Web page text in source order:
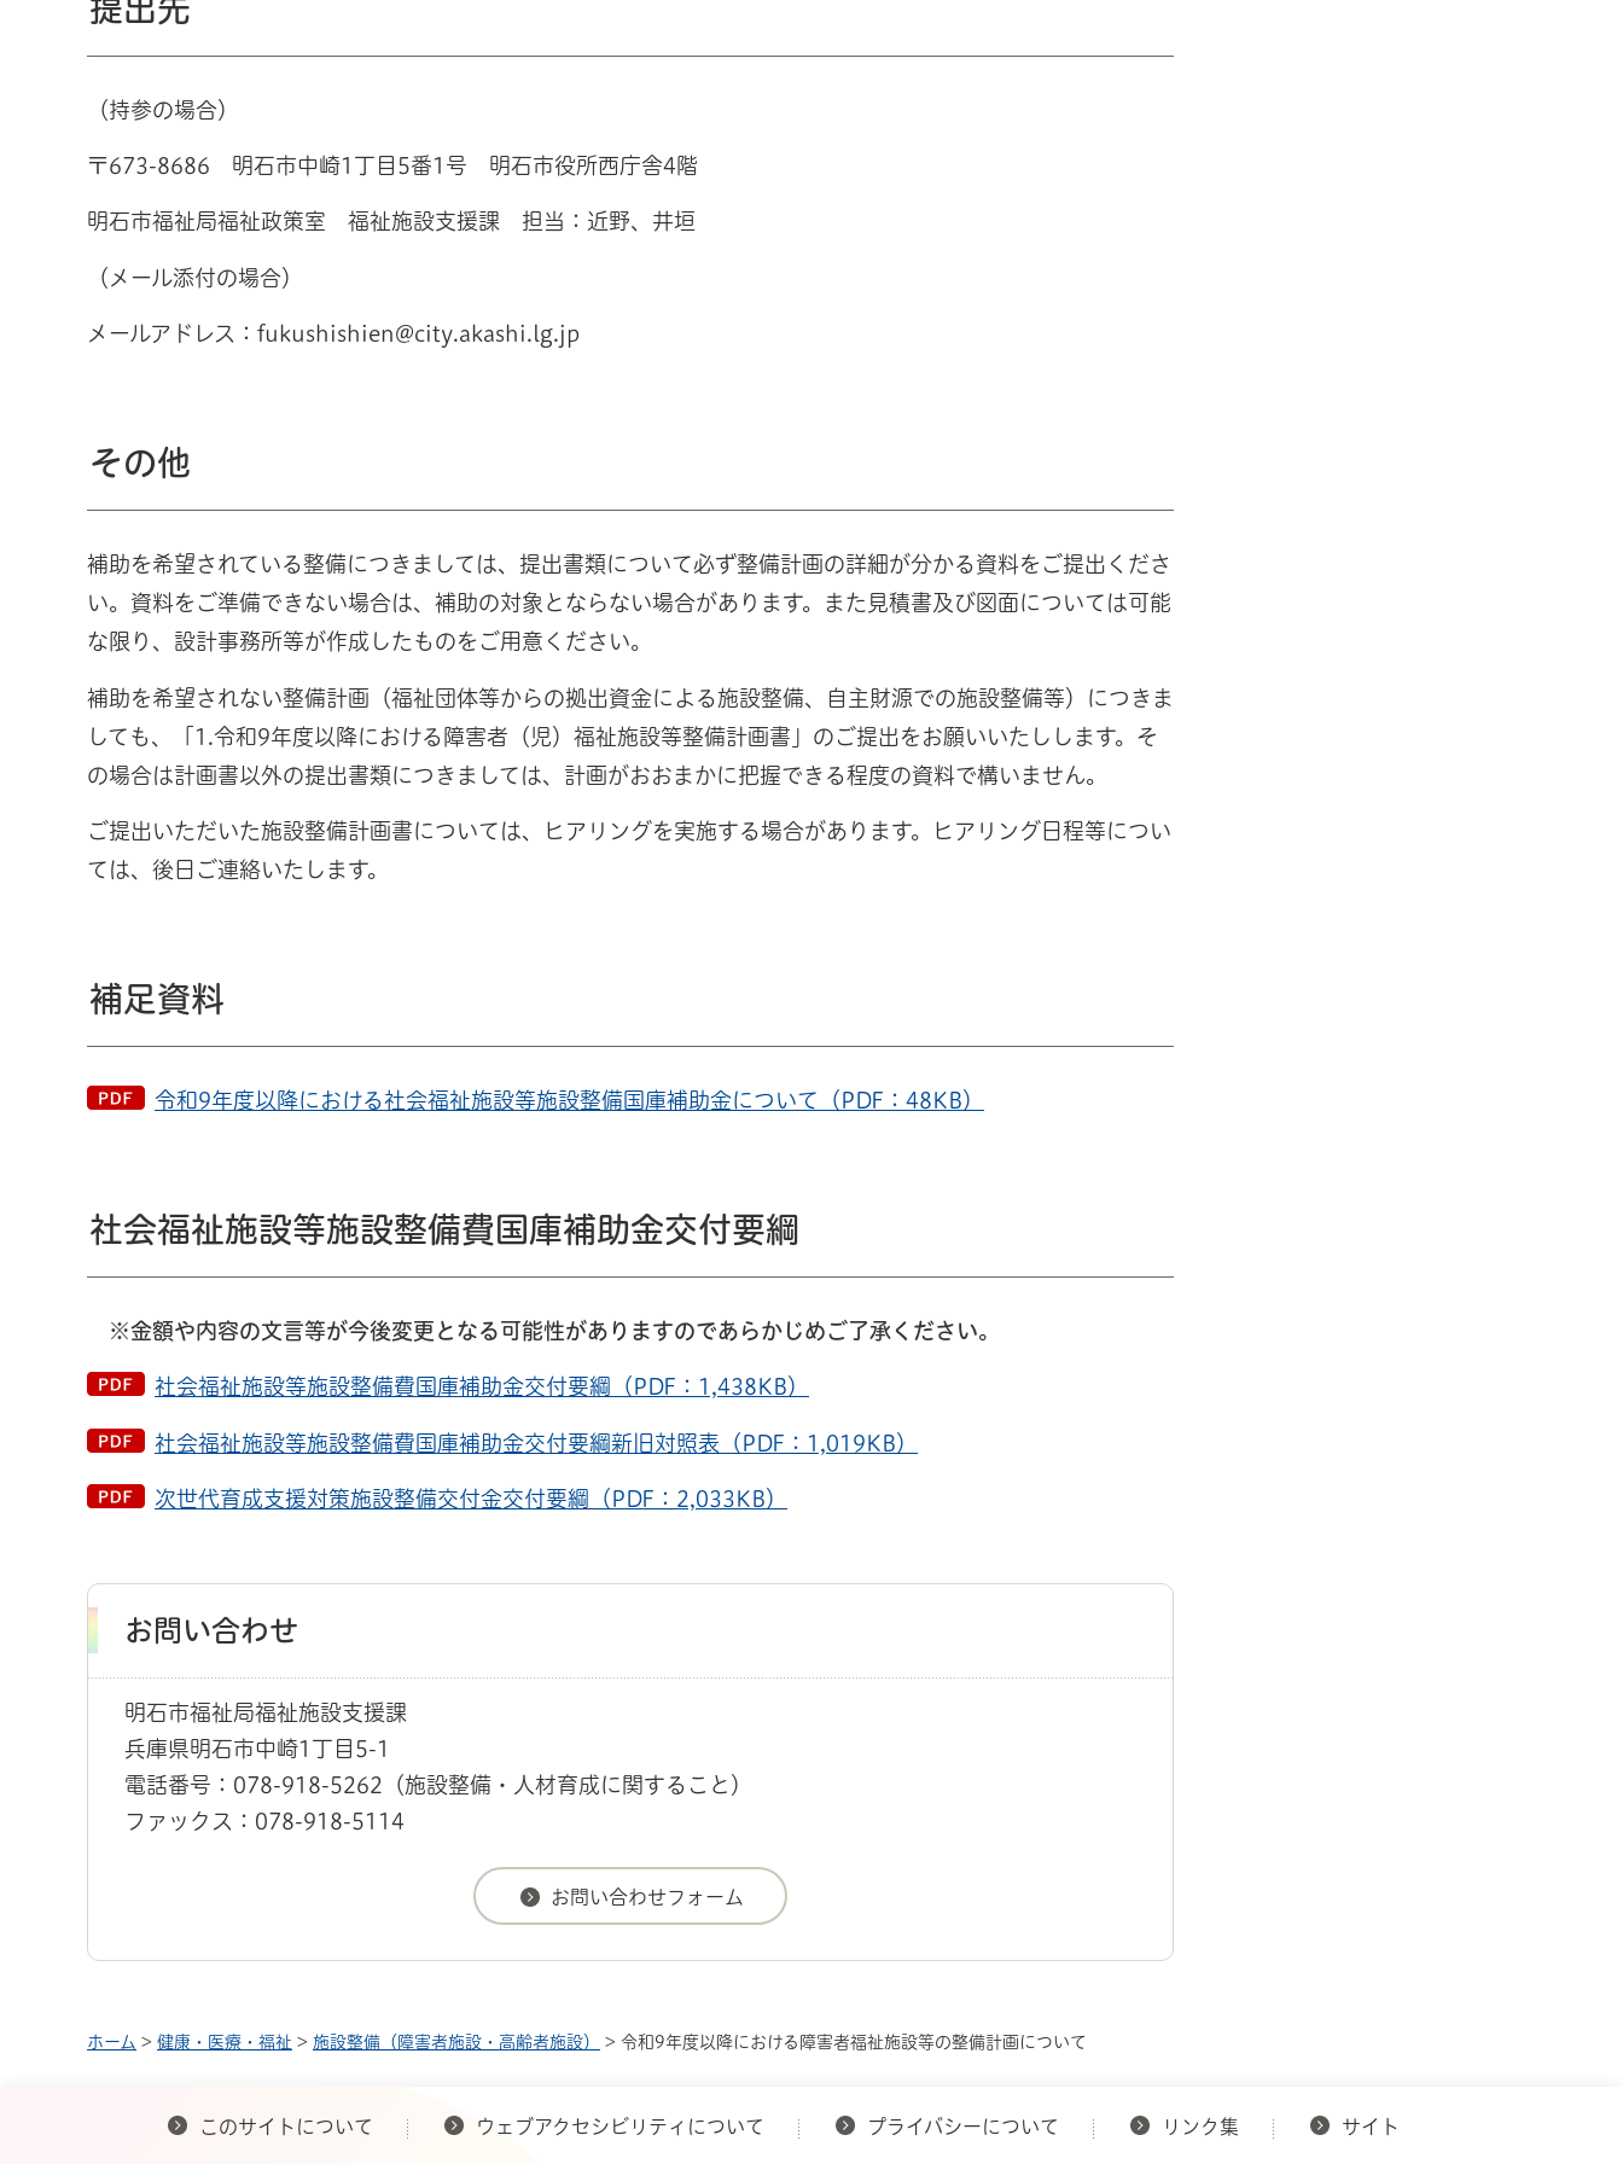
提出先
（持参の場合）
〒673-8686 明石市中崎1丁目5番1号 明石市役所西庁舎4階
明石市福祉局福祉政策室 福祉施設支援課 担当：近野、井垣
（メール添付の場合）
メールアドレス：fukushishien@city.akashi.lg.jp
その他
補助を希望されている整備につきましては、提出書類について必ず整備計画の詳細が分かる資料をご提出くださ
い。資料をご準備できない場合は、補助の対象とならない場合があります。また見積書及び図面については可能
な限り、設計事務所等が作成したものをご用意ください。
補助を希望されない整備計画（福祉団体等からの拠出資金による施設整備、自主財源での施設整備等）につきま
しても、「1.令和9年度以降における障害者（児）福祉施設等整備計画書」のご提出をお願いいたしします。そ
の場合は計画書以外の提出書類につきましては、計画がおおまかに把握できる程度の資料で構いません。
ご提出いただいた施設整備計画書については、ヒアリングを実施する場合があります。ヒアリング日程等につい
ては、後日ご連絡いたします。
補足資料
令和9年度以降における社会福祉施設等施設整備国庫補助金について（PDF：48KB）
社会福祉施設等施設整備費国庫補助金交付要綱
※金額や内容の文言等が今後変更となる可能性がありますのであらかじめご了承ください。
社会福祉施設等施設整備費国庫補助金交付要綱（PDF：1,438KB）
社会福祉施設等施設整備費国庫補助金交付要綱新旧対照表（PDF：1,019KB）
次世代育成支援対策施設整備交付金交付要綱（PDF：2,033KB）
お問い合わせ
明石市福祉局福祉施設支援課
兵庫県明石市中崎1丁目5-1
電話番号：078-918-5262（施設整備・人材育成に関すること）
ファックス：078-918-5114
ホーム > 健康・医療・福祉 > 施設整備（障害者施設・高齢者施設） > 令和9年度以降における障害者福祉施設等の整備計画について
このサイトについて ウェブアクセシビリティについて プライバシーについて リンク集 サイト